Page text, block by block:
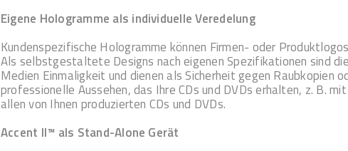
Eigene Hologramme als individuelle Veredelung
Kundenspezifische Hologramme können Firmen- oder
Als selbstgestaltete Designs nach eigenen Spezifikationen sind
Medien Einmaligkeit und dienen als Sicherheit gegen Raubkopien
professionelle Aussehen, das Ihre CDs und DVDs erhalten, z. B.
allen von Ihnen produzierten CDs und DVDs.
Accent II™ als Stand-Alone Gerät